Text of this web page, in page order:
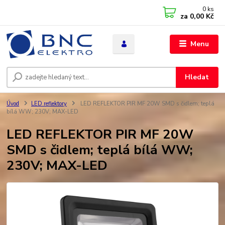
Menu
Hledat
0 ks
za 0,00 Kč
Úvod LED reflektory
LED REFLEKTOR PIR MF 20W SMD s čidlem; teplá
bílá WW; 230V; MAX-LED
LED REFLEKTOR PIR MF 20W
SMD s čidlem; teplá bílá WW;
230V; MAX-LED